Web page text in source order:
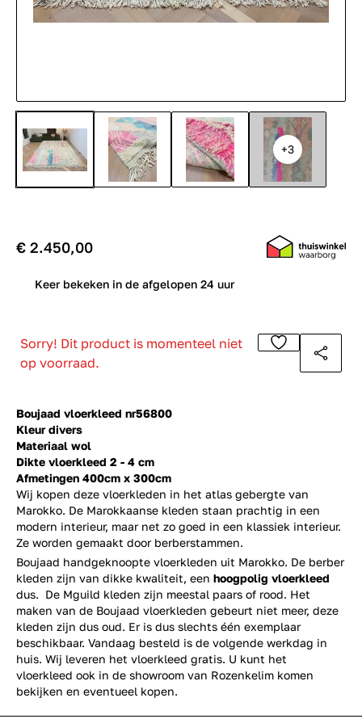
+3
Boujaad vloerkleed nr56800
Kleur divers
Materiaal wol
Dikte vloerkleed 2 - 4 cm
Afmetingen 400cm x 300cm
Wij kopen deze vloerkleden in het atlas gebergte van
Marokko. De Marokkaanse kleden staan prachtig in een
modern interieur, maar net zo goed in een klassiek interieur.
Ze worden gemaakt door berberstammen.
€ 2.450,00
Keer bekeken in de afgelopen 24 uur
Sorry! Dit product is momenteel niet
op voorraad.
Boujaad handgeknoopte vloerkleden uit Marokko. De berber
kleden zijn van dikke kwaliteit, een hoogpolig vloerkleed
dus. De Mguild kleden zijn meestal paars of rood. Het
maken van de Boujaad vloerkleden gebeurt niet meer, deze
kleden zijn dus oud. Er is dus slechts één exemplaar
beschikbaar. Vandaag besteld is de volgende werkdag in
huis. Wij leveren het vloerkleed gratis. U kunt het
vloerkleed ook in de showroom van Rozenkelim komen
bekijken en eventueel kopen.